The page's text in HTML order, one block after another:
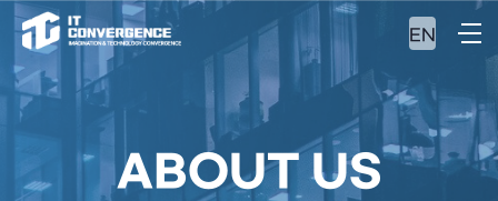
EN
ABOUT US